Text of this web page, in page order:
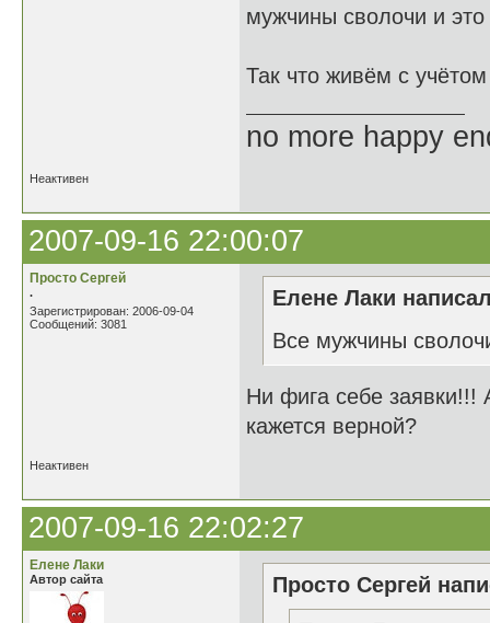
мужчины сволочи и
Так что живём с
no more happy
Неактивен
2007-09-16 22:00:07
Просто Сергей
.
Зарегистрирован: 2006-09-04
Сообщений: 3081
Елене Лаки
Все мужчины
Ни фига себе заявки!!!
кажется верной?
Неактивен
2007-09-16 22:02:27
Елене Лаки
Автор сайта
Просто Сергей